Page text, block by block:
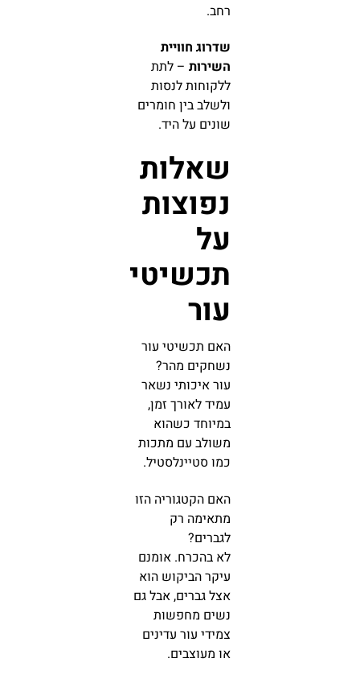
רחב.
שדרוג חוויית
השירות – לתת
ללקוחות לנסות
ולשלב בין חומרים
שונים על היד.
שאלות
נפוצות
על
תכשיטי
עור
האם תכשיטי עור
נשחקים מהר?
עור איכותי נשאר
עמיד לאורך זמן,
במיוחד כשהוא
משולב עם מתכות
כמו סטיינלסטיל.
האם הקטגוריה הזו
מתאימה רק
לגברים?
לא בהכרח. אומנם
עיקר הביקוש הוא
אצל גברים, אבל גם
נשים מחפשות
צמידי עור עדינים
או מעוצבים.